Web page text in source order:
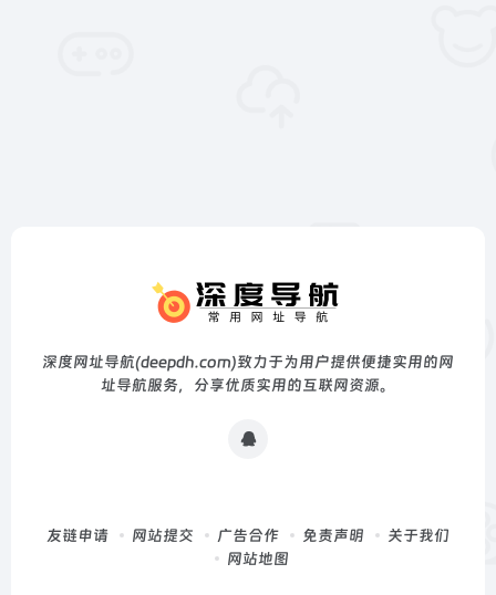
深度网址导航(deepdh.com)致力于为用户提供便捷实用的网
址导航服务，分享优质实用的互联网资源。
友链申请 网站提交 广告合作 免责声明
关于我们
网站地图